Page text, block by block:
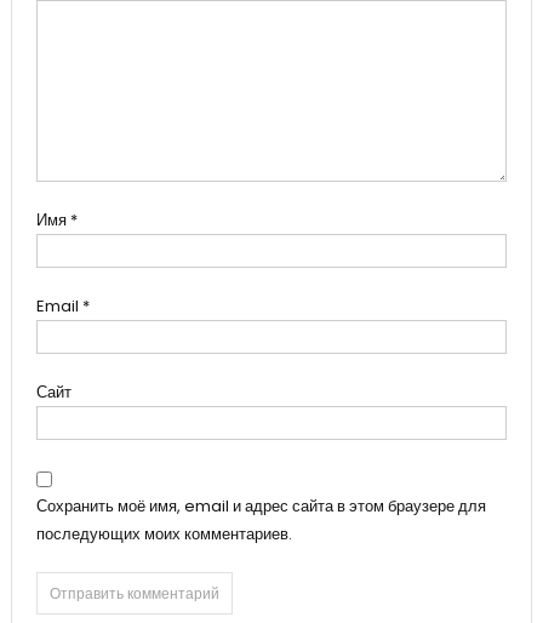
Имя *
Email *
Сайт
Сохранить моё имя, email и адрес сайта в этом браузере для
последующих моих комментариев.